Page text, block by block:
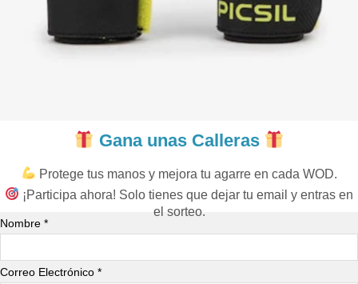
Gana unas Calleras
Protege tus manos y mejora tu agarre en cada WOD.
¡Participa ahora! Solo tienes que dejar tu email y entras en
el sorteo.
Nombre *
Correo Electrónico *